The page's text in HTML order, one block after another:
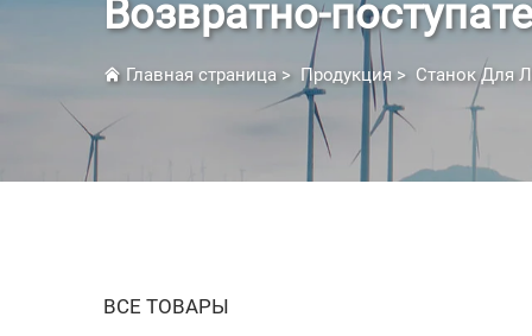
Возвратно-
Главная страница> Продукция> Станок Для
ВСЕ ТОВАРЫ